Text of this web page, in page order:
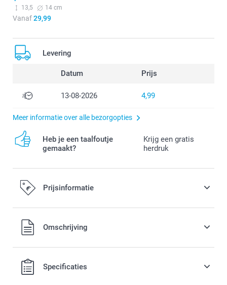
13,5 14 cm
Vanaf29,99
Levering
Datum Prijs
13-08-2026 4,99
Meer informatie over alle bezorgopties
Heb je een taalfoutje
gemaakt?
Krijg een gratis
herdruk
Prijsinformatie
Alle prijzen zijn in EURO (€) inclusief BTW en exclusief
verzendkosten.Omschrijving
Specificaties